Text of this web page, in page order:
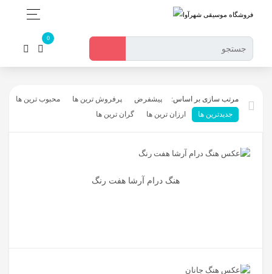
پیشفرض پرفروش ترین ها
محبوب ترین ها
جدیدترین ها
ارزان ترین ها گران ترین ها
هنگ درام آرشا هفت رنگ